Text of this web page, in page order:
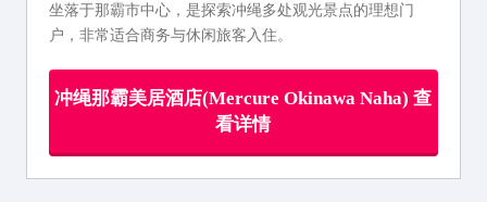
坐落于那霸市中心，是探索冲绳多处观光景点的理想门
户，非常适合商务与休闲旅客入住。
冲绳那霸美居酒店(Mercure Okinawa Naha) 查
看详情